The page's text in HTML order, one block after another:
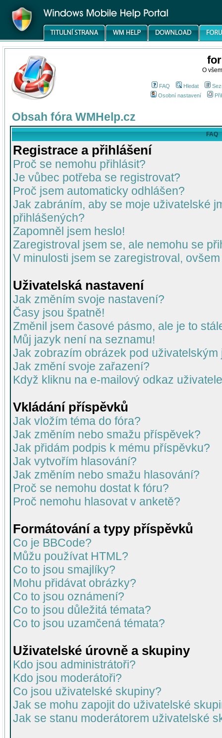
O
FAQ Hledat
Osobní nastavení
Obsah fóra WMHelp.cz
FAQ
Registrace a přihlášení
Proč se nemohu přihlásit?
Je vůbec potřeba se registrovat?
Proč jsem automaticky odhlášen?
Jak zabráním, aby se moje uživatelské
přihlášených?
Zapomněl jsem heslo!
Zaregistroval jsem se, ale nemohu se
V minulosti jsem se zaregistroval,
Uživatelská nastavení
Jak změním svoje nastavení?
Časy jsou špatně!
Změnil jsem časové pásmo, ale je to
Můj jazyk není na seznamu!
Jak zobrazím obrázek pod uživatelským
Jak změní svoje zařazení?
Když kliknu na e-mailový odkaz
Vkládání příspěvků
Jak vložím téma do fóra?
Jak změním nebo smažu příspěvek?
Jak přidám podpis k mému příspěvku?
Jak vytvořím hlasování?
Jak změním nebo smažu hlasování?
Proč se nemohu dostat k fóru?
Proč nemohu hlasovat v anketě?
Formátování a typy příspěvků
Co je BBCode?
Můžu používat HTML?
Co to jsou smajlíky?
Mohu přidávat obrázky?
Co to jsou oznámení?
Co to jsou důležitá témata?
Co to jsou uzamčená témata?
Uživatelské úrovně a skupiny
Kdo jsou administrátoři?
Kdo jsou moderátoři?
Co jsou uživatelské skupiny?
Jak se mohu zapojit do uživatelské
Jak se stanu moderátorem uživatelské